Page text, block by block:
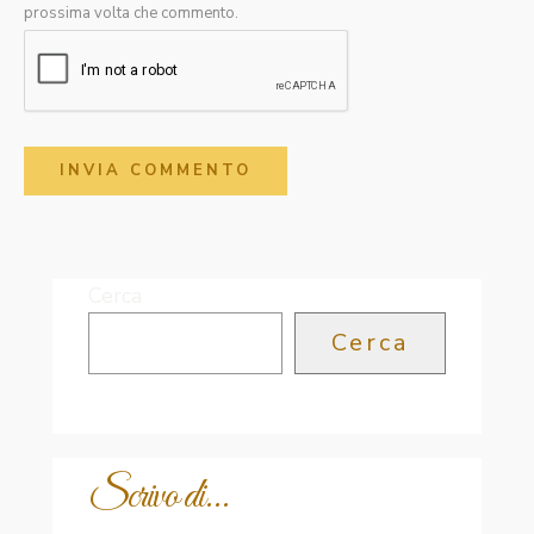
prossima volta che commento.
Cerca
Scrivo di...